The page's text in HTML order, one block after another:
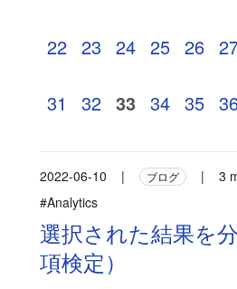
22 23 24 25 26
31 32 33 34 35
2022-06-10 | ブログ |
3
#Analytics
選択された結果を
項検定）